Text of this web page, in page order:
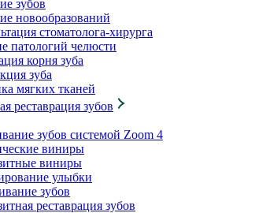
зубов
новообразований
стоматолога-хирурга
патологий челюсти
корня зуба
зуба
мягких тканей
реставрация зубов
зубов системой Zoom 4
виниры
виниры
улыбки
зубов
реставрация зубов